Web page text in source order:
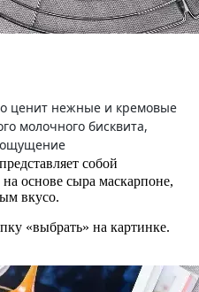
ценит нежные и кремовые
молочного бисквита,
ощущение
собой
основе сыра маскарпоне,
вкусо.
«выбрать» на картинке.